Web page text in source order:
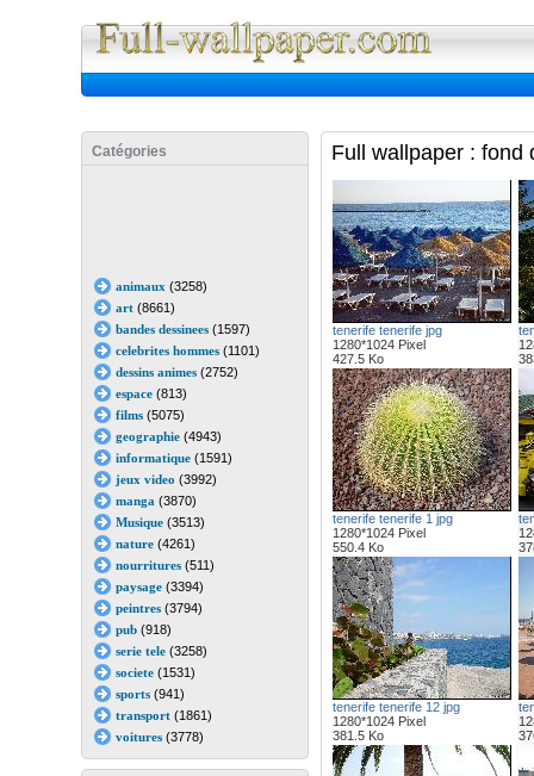
Catégories
animaux (3258)
art(8661)
bandes dessinees(1597)
celebrites hommes(1101)
dessins animes(2752)
espace(813)
films(5075)
geographie(4943)
informatique(1591)
jeux video (3992)
manga (3870)
Musique(3513)
nature(4261)
nourritures(511)
paysage(3394)
peintres(3794)
pub(918)
serie tele(3258)
societe(1531)
sports(941)
transport(1861)
voitures(3778)
Full wallpaper : fond
tenerife tenerife jpg
1280*1024 Pixel
427.5 Ko
tenerife tenerife 1 jpg
1280*1024 Pixel
550.4 Ko
tenerife tenerife 12 jpg
1280*1024 Pixel
381.5 Ko